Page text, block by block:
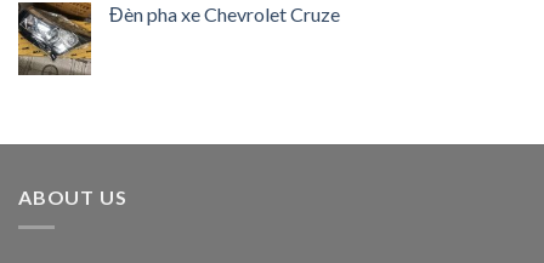
Đèn pha xe Chevrolet Cruze
ABOUT US